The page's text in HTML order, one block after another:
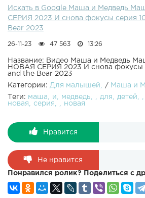
Искать в Google Маша и Медведь
СЕРИЯ 2023 И снова фокусы серия
Bear 2023
26-11-23 47 563 13:26
Название: Видео Маша и Медведь
НОВАЯ СЕРИЯ 2023 И снова фокусы
and the Bear 2023
Категории: Для малышей /
Маша и
Теги: маша и медведь для детей
новая
серия новая
Нравится
Не нравится
Понравился ролик? Поделиться с